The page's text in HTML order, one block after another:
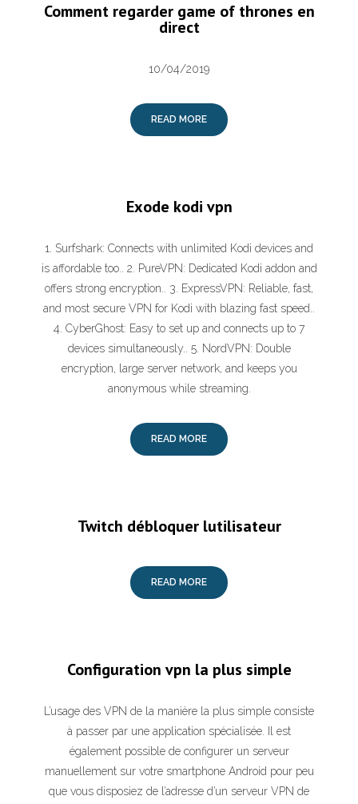
Comment regarder game of thrones en
direct
10/04/2019
READ MORE
Exode kodi vpn
1. Surfshark: Connects with unlimited Kodi devices and
is affordable too.. 2. PureVPN: Dedicated Kodi addon and
offers strong encryption.. 3. ExpressVPN: Reliable, fast,
and most secure VPN for Kodi with blazing fast speed..
4. CyberGhost: Easy to set up and connects up to 7
devices simultaneously.. 5. NordVPN: Double
encryption, large server network, and keeps you
anonymous while streaming.
READ MORE
Twitch débloquer lutilisateur
READ MORE
Configuration vpn la plus simple
L’usage des VPN de la manière la plus simple consiste
à passer par une application spécialisée. Il est
également possible de configurer un serveur
manuellement sur votre smartphone Android pour peu
que vous disposiez de l’adresse d’un serveur VPN de